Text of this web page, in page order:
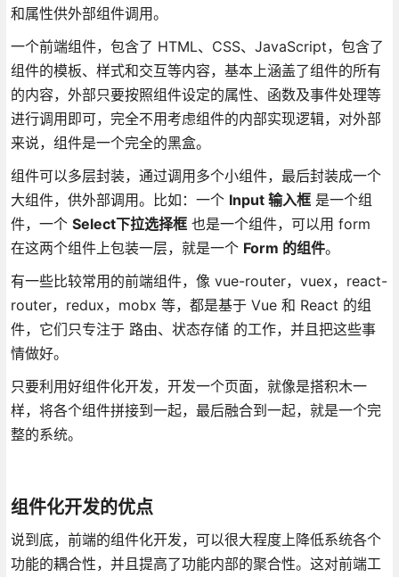
和属性供外部组件调用。
一个前端组件，包含了 HTML、CSS、JavaScript，包含了
组件的模板、样式和交互等内容，基本上涵盖了组件的所有
的内容，外部只要按照组件设定的属性、函数及事件处理等
进行调用即可，完全不用考虑组件的内部实现逻辑，对外部
来说，组件是一个完全的黑盒。
组件可以多层封装，通过调用多个小组件，最后封装成一个
大组件，供外部调用。比如：一个 Input 输入框是一个组
件，一个 Select下拉选择框也是一个组件，可以用 form
在这两个组件上包装一层，就是一个 Form 的组件。
有一些比较常用的前端组件，像 vue-router，vuex，react-
router，redux，mobx 等，都是基于 Vue 和 React 的组
件，它们只专注于 路由、状态存储 的工作，并且把这些事
情做好。
只要利用好组件化开发，开发一个页面，就像是搭积木一
样，将各个组件拼接到一起，最后融合到一起，就是一个完
整的系统。
组件化开发的优点
说到底，前端的组件化开发，可以很大程度上降低系统各个
功能的耦合性，并且提高了功能内部的聚合性。这对前端工